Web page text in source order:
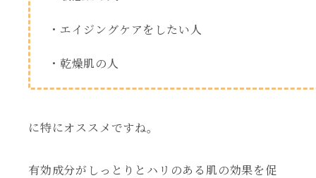
・エイジングケアをしたい人
・乾燥肌の人
に特にオススメですね。
有効成分がしっとりとハリのある肌の効果を促